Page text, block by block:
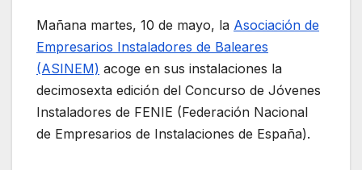
Mañana martes, 10 de mayo, la Asociación de
Empresarios Instaladores de Baleares
(ASINEM) acoge en sus instalaciones la
decimosexta edición del Concurso de Jóvenes
Instaladores de FENIE (Federación Nacional
de Empresarios de Instalaciones de España).